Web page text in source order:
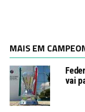
MAIS EM
vai